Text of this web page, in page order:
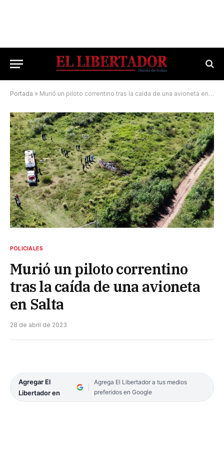
Portada » Murió un piloto correntino tras la caída de una avioneta en Salta
POLICIALES
Murió un piloto correntino
tras la caída de una avioneta
en Salta
28 de abril de 2023
Agregar El
Libertador en
Agrega El Libertador a tus medios
preferidos en Google